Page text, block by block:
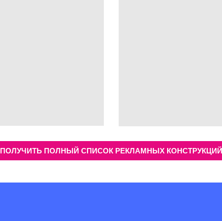
ПОЛУЧИТЬ ПОЛНЫЙ СПИСОК РЕКЛАМНЫХ КОНСТРУКЦИЙ